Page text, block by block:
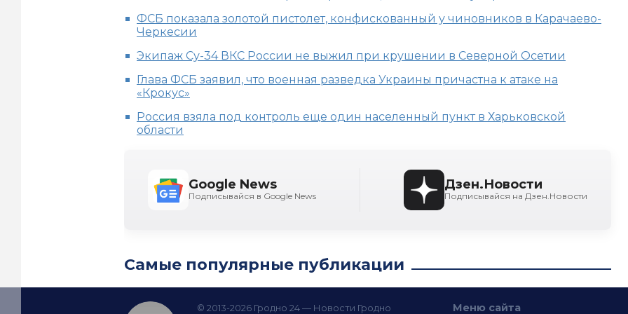
ФСБ показала золотой пистолет, конфискованный у чиновников в Карачаево-
Черкесии
Экипаж Су-34 ВКС России не выжил при крушении в Северной Осетии
Глава ФСБ заявил, что военная разведка Украины причастна к атаке на
«Крокус»
Россия взяла под контроль еще один населенный пункт в Харьковской
области
Google News
Подписывайся в Google News
Дзен.Новости
Подписывайся на Дзен.Новости
Самые популярные публикации
© 2013-2026 Гродно 24 — Новости Гродно Меню сайта